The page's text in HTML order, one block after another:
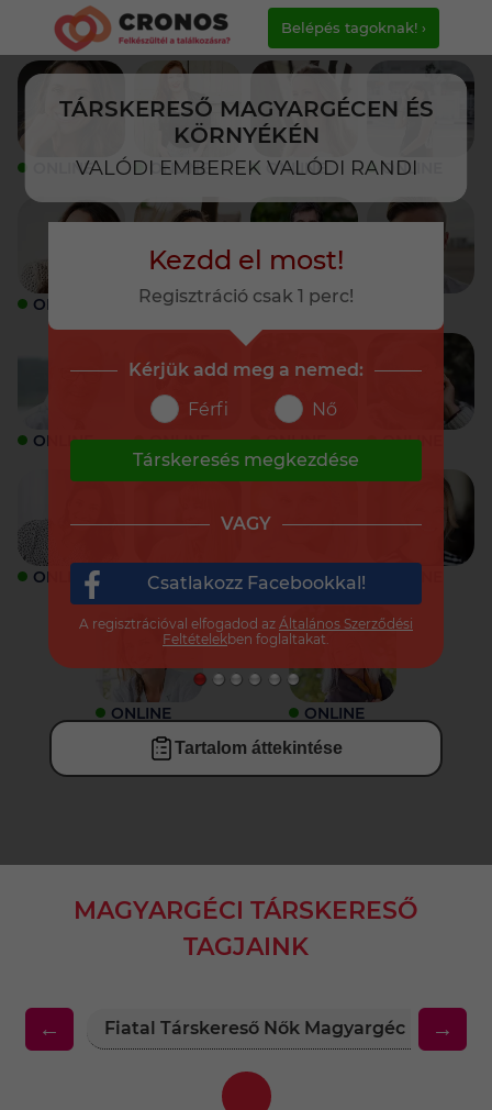
TÁRSKERESŐ MAGYARGÉCEN ÉS
KÖRNYÉKÉN
VALÓDI EMBEREK VALÓDI RANDI
Belépés tagoknak! ›
ONLINE ONLINE ONLINE ONLINE
ONLINE ONLINE ONLINE
ONLINE ONLINE ONLINE ONLINE
ONLINE ONLINE ONLINE
ONLINE ONLINE
Tartalom áttekintése
MAGYARGÉCI TÁRSKERESŐ
TAGJAINK
← Fiatal Társkereső Nők Magyargéc →
Kezdd el most!
Regisztráció csak 1 perc!
Kérjük add meg a nemed:
Férfi
Nő
Társkeresés megkezdése
VAGY
Csatlakozz Facebookkal!
A regisztrációval elfogadod az Általános Szerződési
Feltételekben foglaltakat.